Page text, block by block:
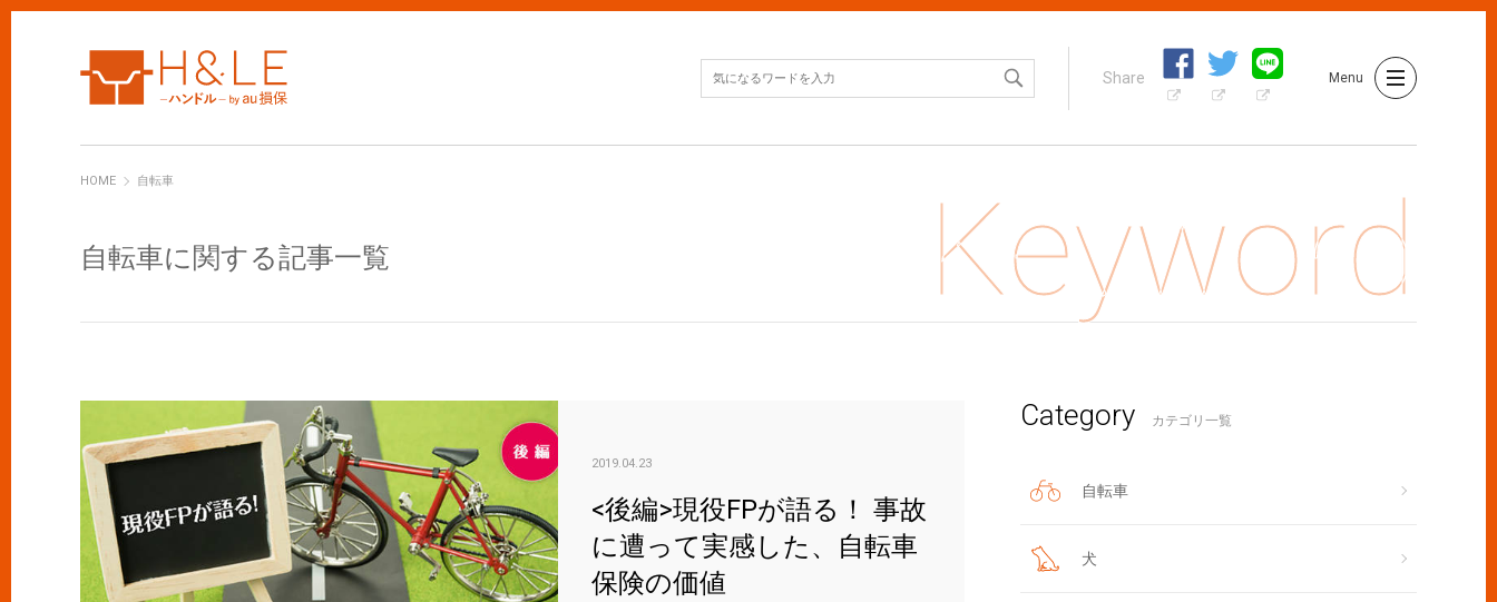
Share Menu
HOMEH&LE自転車
自転車に関する記事一覧
<後編>現役FPが語る！ 事故に遭って実感した、自転車保険の価値
2019.04.23
<後編>現役FPが語る！ 事故
に遭って実感した、自転車
保険の価値
Category カテゴリ一覧
自転車
犬